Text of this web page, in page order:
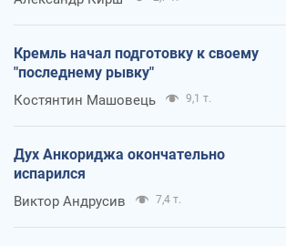
Кремль начал подготовку к своему
"последнему рывку"
Костянтин Машовець 9,1 т.
Дух Анкориджа окончательно
испарился
Виктор Андрусив 7,4 т.